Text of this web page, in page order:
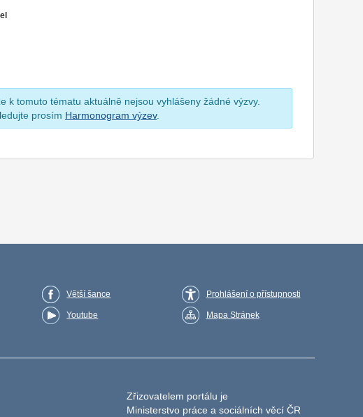
k tomuto tématu aktuálně nejsou vyhlášeny žádné výzvy.
prosím Harmonogram výzev.
Větší šance
Youtube
Prohlášení o přístupnosti
Mapa Stránek
Zřizovatelem portálu je
Ministerstvo práce a sociálních věcí ČR